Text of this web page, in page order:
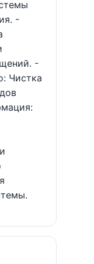
-
-
Чистка